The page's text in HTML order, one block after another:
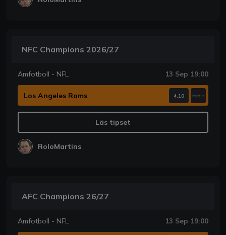
NFC Champions 2026/27
Amfotboll - NFL 13 Sep 19:00
Los Angeles Rams 4.10
Läs tipset
RoloMartins
AFC Champions 26/27
Amfotboll - NFL 13 Sep 19:00